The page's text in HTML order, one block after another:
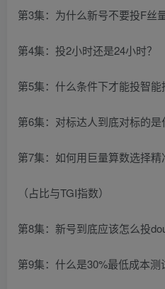
第3集：为什么新号不要投F丝
第4集：投2小时还是24小时？
第5集：什么条件下才能投智能
第6集：对标达人到底对标的
第7集：如何用巨量算数选择
（占比与TGI指数）
第8集：新号到底应该怎么投
第9集：什么是30%最低成本测